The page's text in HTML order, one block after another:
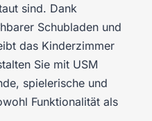
sind. Dank
Schubladen und
das Kinderzimmer
Sie mit USM
spielerische und
Funktionalität als